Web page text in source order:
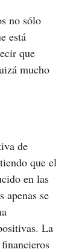
no sólo
está
que
mucho
de
que el
en las
apenas se
La